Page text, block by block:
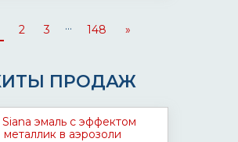
2 3 ... 148 »
ПРОДАЖ